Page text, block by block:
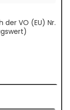
VO (EU) Nr.